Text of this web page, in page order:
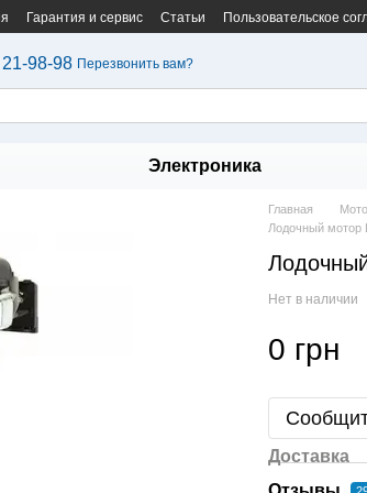
Гарантия и сервис Статьи Пользовательское
98-98 Перезвонить вам?
Электроника
Главная
Лодочный мотор
Нет в наличии
0 грн
Доставка